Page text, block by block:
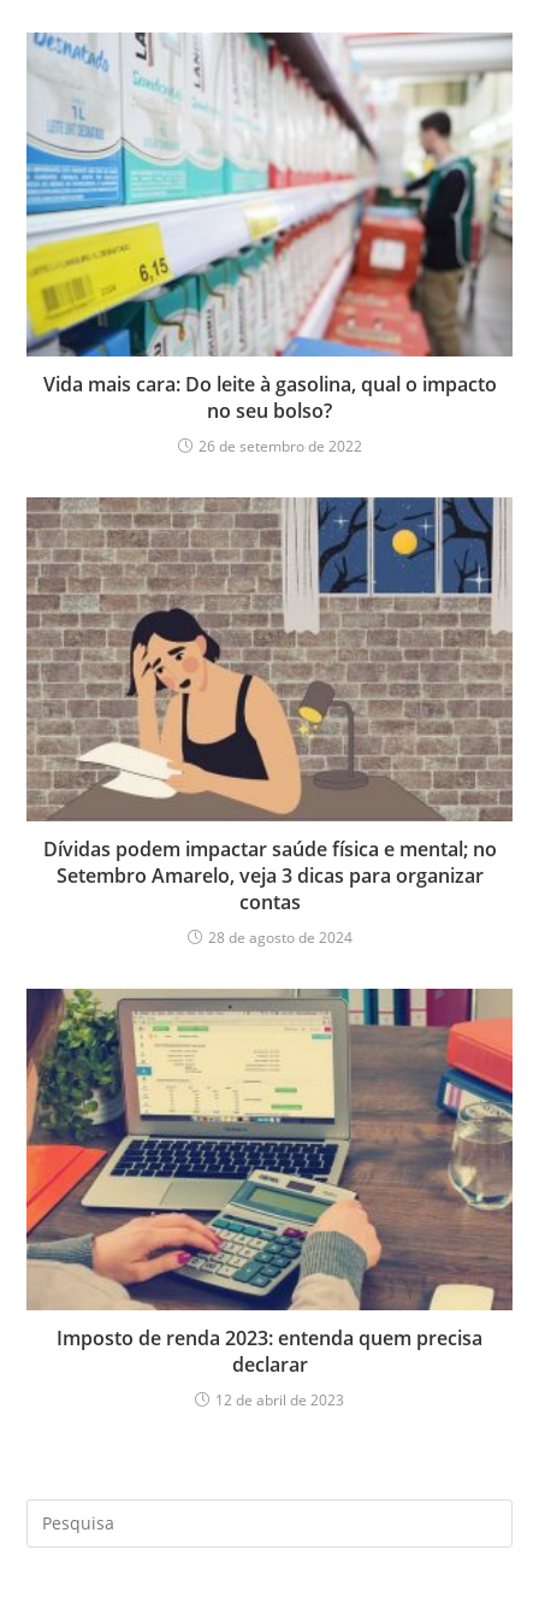
Vida mais cara: Do leite à gasolina, qual o impacto
no seu bolso?
26 de setembro de 2022
Dívidas podem impactar saúde física e mental; no
Setembro Amarelo, veja 3 dicas para organizar
contas
28 de agosto de 2024
Imposto de renda 2023: entenda quem precisa
declarar
12 de abril de 2023